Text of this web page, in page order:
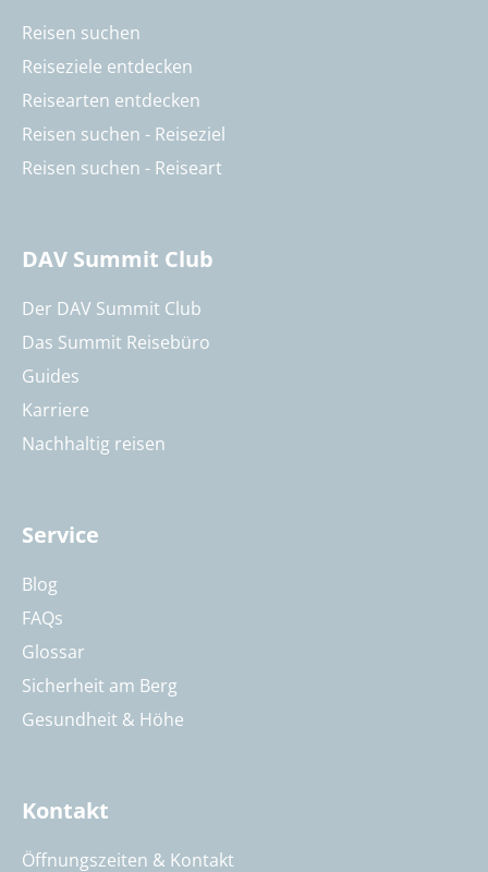
Reisen suchen
Reiseziele entdecken
Reisearten entdecken
Reisen suchen - Reiseziel
Reisen suchen - Reiseart
DAV Summit Club
Der DAV Summit Club
Das Summit Reisebüro
Guides
Karriere
Nachhaltig reisen
Service
Blog
FAQs
Glossar
Sicherheit am Berg
Gesundheit & Höhe
Kontakt
Öffnungszeiten & Kontakt